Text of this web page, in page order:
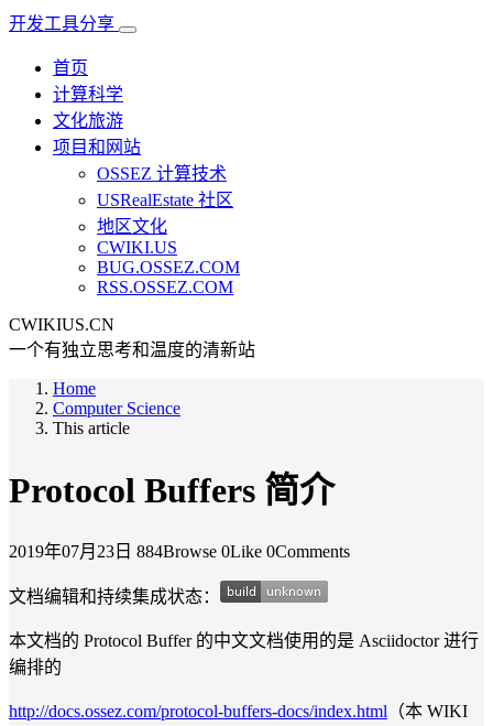
开发工具分享
首页
计算科学
文化旅游
项目和网站
OSSEZ 计算技术
USRealEstate 社区
地区文化
CWIKI.US
BUG.OSSEZ.COM
RSS.OSSEZ.COM
CWIKIUS.CN
一个有独立思考和温度的清新站
Home
Computer Science
This article
Protocol Buffers 简介
2019年07月23日 884Browse 0Like 0Comments
文档编辑和持续集成状态：
本文档的 Protocol Buffer 的中文文档使用的是 Asciidoctor 进行
编排的
http://docs.ossez.com/protocol-buffers-docs/index.html （本 WIKI